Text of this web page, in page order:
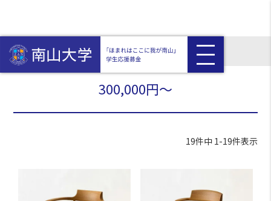
HOME 寄附金額から探す 300,000円～
300,000円～
19件中 1-19件表示